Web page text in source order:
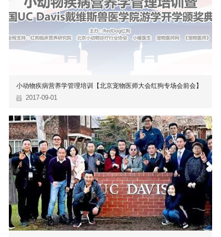
小动物疾病营养学管理培训【北京宠物医师大会红狗专场会前会】
2017-09-01